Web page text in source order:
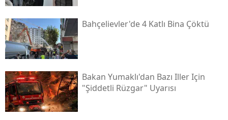
Bahçelievler'de 4 Katlı Bina Çöktü
Bakan Yumaklı'dan Bazı Iller Için
"şiddetli Rüzgar" Uyarısı